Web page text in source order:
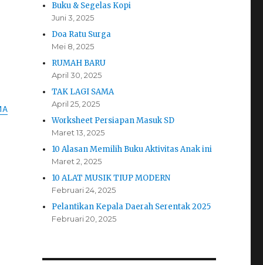
Buku & Segelas Kopi
Juni 3, 2025
Doa Ratu Surga
Mei 8, 2025
RUMAH BARU
April 30, 2025
TAK LAGI SAMA
April 25, 2025
Worksheet Persiapan Masuk SD
Maret 13, 2025
10 Alasan Memilih Buku Aktivitas Anak ini
Maret 2, 2025
10 ALAT MUSIK TIUP MODERN
Februari 24, 2025
Pelantikan Kepala Daerah Serentak 2025
Februari 20, 2025